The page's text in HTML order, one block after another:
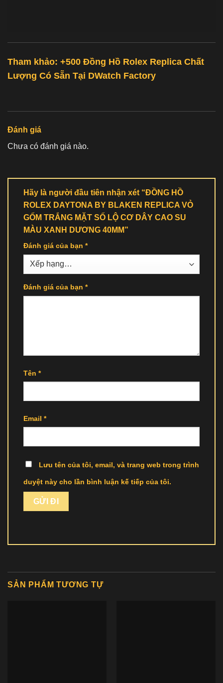
Tham khảo: +500 Đồng Hồ Rolex Replica Chất
Lượng Có Sẵn Tại DWatch Factory
Đánh giá
Chưa có đánh giá nào.
Hãy là người đầu tiên nhận xét “ĐỒNG HỒ
ROLEX DAYTONA BY BLAKEN REPLICA VỎ
GỐM TRẮNG MẶT SỐ LỘ CƠ DÂY CAO SU
MÀU XANH DƯƠNG 40MM”
Đánh giá của bạn *
Đánh giá của bạn *
Tên *
Email *
Lưu tên của tôi, email, và trang web trong trình
duyệt này cho lần bình luận kế tiếp của tôi.
SẢN PHẨM TƯƠNG TỰ